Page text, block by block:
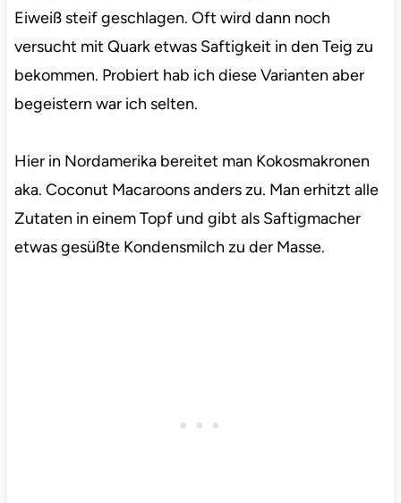
Eiweiß steif geschlagen. Oft wird dann noch
versucht mit Quark etwas Saftigkeit in den Teig zu
bekommen. Probiert hab ich diese Varianten aber
begeistern war ich selten.
Hier in Nordamerika bereitet man Kokosmakronen
aka. Coconut Macaroons anders zu. Man erhitzt alle
Zutaten in einem Topf und gibt als Saftigmacher
etwas gesüßte Kondensmilch zu der Masse.